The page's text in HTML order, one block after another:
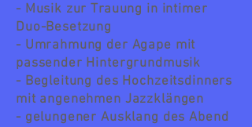
- Musik zur Trauung in intimer
Duo-Besetzung
- Umrahmung der Agape mit
passender Hintergrundmusik
- Begleitung des Hochzeitsdinners
mit angenehmen Jazzklängen
- gelungener Ausklang des Abend